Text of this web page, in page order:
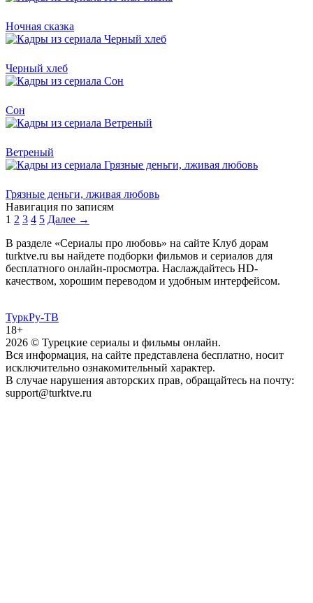
Ночная сказка
Черный хлеб
Сон
Ветреный
Грязные деньги, лживая любовь
Навигация по записям
1 2 3 4 5 Далее →
В разделе «Сериалы про любовь» на сайте Клуб дорам
turktve.ru вы найдете подборки фильмов и сериалов для
бесплатного онлайн-просмотра. Наслаждайтесь HD-
качеством, хорошим переводом и удобным интерфейсом.
ТуркРу-ТВ
18+
2026 © Турецкие сериалы и фильмы онлайн.
Вся информация, на сайте представлена бесплатно, носит
исключительно ознакомительный характер.
В случае нарушения авторских прав, обращайтесь на почту:
support@turktve.ru